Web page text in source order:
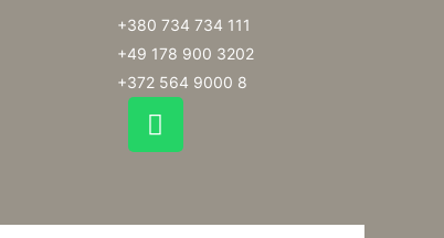
+380 734 734 111
+49 178 900 3202
+372 564 9000 8
W
h
s